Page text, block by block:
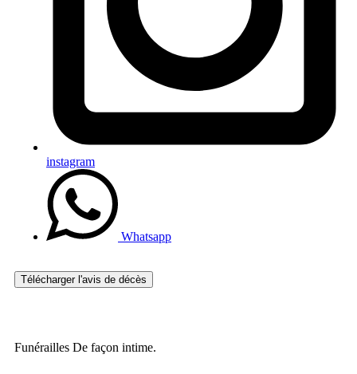
instagram
Whatsapp
Télécharger l'avis de décès
Funérailles De façon intime.